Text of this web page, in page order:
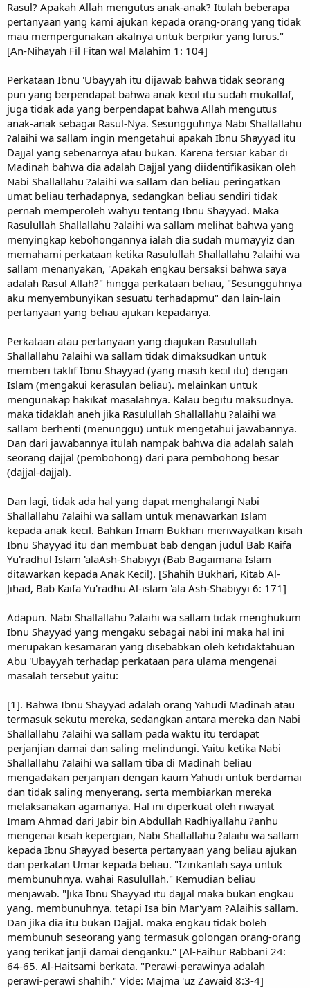
Rasul? Apakah Allah mengutus anak-anak? Itulah beberapa
pertanyaan yang kami ajukan kepada orang-orang yang tidak
mau mempergunakan akalnya untuk berpikir yang lurus."
[An-Nihayah Fil Fitan wal Malahim 1: 104]
Perkataan Ibnu 'Ubayyah itu dijawab bahwa tidak seorang
pun yang berpendapat bahwa anak kecil itu sudah mukallaf,
juga tidak ada yang berpendapat bahwa Allah mengutus
anak-anak sebagai Rasul-Nya. Sesungguhnya Nabi Shallallahu
?alaihi wa sallam ingin mengetahui apakah Ibnu Shayyad itu
Dajjal yang sebenarnya atau bukan. Karena tersiar kabar di
Madinah bahwa dia adalah Dajjal yang diidentifikasikan oleh
Nabi Shallallahu ?alaihi wa sallam dan beliau peringatkan
umat beliau terhadapnya, sedangkan beliau sendiri tidak
pernah memperoleh wahyu tentang Ibnu Shayyad. Maka
Rasulullah Shallallahu ?alaihi wa sallam melihat bahwa yang
menyingkap kebohongannya ialah dia sudah mumayyiz dan
memahami perkataan ketika Rasulullah Shallallahu ?alaihi wa
sallam menanyakan, "Apakah engkau bersaksi bahwa saya
adalah Rasul Allah?" hingga perkataan beliau, "Sesungguhnya
aku menyembunyikan sesuatu terhadapmu" dan lain-lain
pertanyaan yang beliau ajukan kepadanya.
Perkataan atau pertanyaan yang diajukan Rasulullah
Shallallahu ?alaihi wa sallam tidak dimaksudkan untuk
memberi taklif Ibnu Shayyad (yang masih kecil itu) dengan
Islam (mengakui kerasulan beliau). melainkan untuk
mengunakap hakikat masalahnya. Kalau begitu maksudnya.
maka tidaklah aneh jika Rasulullah Shallallahu ?alaihi wa
sallam berhenti (menunggu) untuk mengetahui jawabannya.
Dan dari jawabannya itulah nampak bahwa dia adalah salah
seorang dajjal (pembohong) dari para pembohong besar
(dajjal-dajjal).
Dan lagi, tidak ada hal yang dapat menghalangi Nabi
Shallallahu ?alaihi wa sallam untuk menawarkan Islam
kepada anak kecil. Bahkan Imam Bukhari meriwayatkan kisah
Ibnu Shayyad itu dan membuat bab dengan judul Bab Kaifa
Yu'radhul Islam 'alaAsh-Shabiyyi (Bab Bagaimana Islam
ditawarkan kepada Anak Kecil). [Shahih Bukhari, Kitab Al-
Jihad, Bab Kaifa Yu'radhu Al-islam 'ala Ash-Shabiyyi 6: 171]
Adapun. Nabi Shallallahu ?alaihi wa sallam tidak menghukum
Ibnu Shayyad yang mengaku sebagai nabi ini maka hal ini
merupakan kesamaran yang disebabkan oleh ketidaktahuan
Abu 'Ubayyah terhadap perkataan para ulama mengenai
masalah tersebut yaitu:
[1]. Bahwa Ibnu Shayyad adalah orang Yahudi Madinah atau
termasuk sekutu mereka, sedangkan antara mereka dan Nabi
Shallallahu ?alaihi wa sallam pada waktu itu terdapat
perjanjian damai dan saling melindungi. Yaitu ketika Nabi
Shallallahu ?alaihi wa sallam tiba di Madinah beliau
mengadakan perjanjian dengan kaum Yahudi untuk berdamai
dan tidak saling menyerang. serta membiarkan mereka
melaksanakan agamanya. Hal ini diperkuat oleh riwayat
Imam Ahmad dari Jabir bin Abdullah Radhiyallahu ?anhu
mengenai kisah kepergian, Nabi Shallallahu ?alaihi wa sallam
kepada Ibnu Shayyad beserta pertanyaan yang beliau ajukan
dan perkatan Umar kepada beliau. "Izinkanlah saya untuk
membunuhnya. wahai Rasulullah." Kemudian beliau
menjawab. "Jika Ibnu Shayyad itu dajjal maka bukan engkau
yang. membunuhnya. tetapi Isa bin Mar'yam ?Alaihis sallam.
Dan jika dia itu bukan Dajjal. maka engkau tidak boleh
membunuh seseorang yang termasuk golongan orang-orang
yang terikat janji damai denganku." [Al-Faihur Rabbani 24:
64-65. Al-Haitsami berkata. "Perawi-perawinya adalah
perawi-perawi shahih." Vide: Majma 'uz Zawaid 8:3-4]